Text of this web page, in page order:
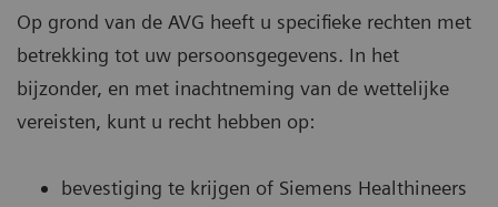
Op grond van de AVG heeft u specifieke rechten met
betrekking tot uw persoonsgegevens. In het
bijzonder, en met inachtneming van de wettelijke
vereisten, kunt u recht hebben op:
bevestiging te krijgen of Siemens Healthineers